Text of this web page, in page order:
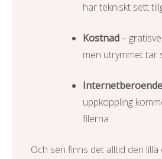
har tekniskt sett
Kostnad–
men utrymmet tar
Internetberoende
uppkoppling
filerna
Och sen finns det alltid den lilla